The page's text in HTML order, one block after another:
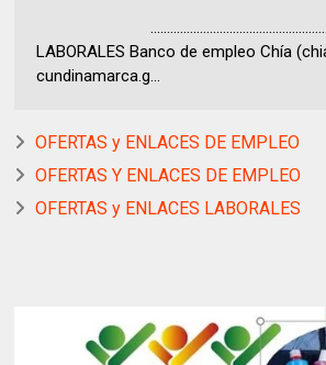
......................................................
LABORALES Banco de empleo Chía
cundinamarca.g...
OFERTAS y ENLACES DE EMPLEO
OFERTAS Y ENLACES DE EMPLEO
OFERTAS y ENLACES LABORALES